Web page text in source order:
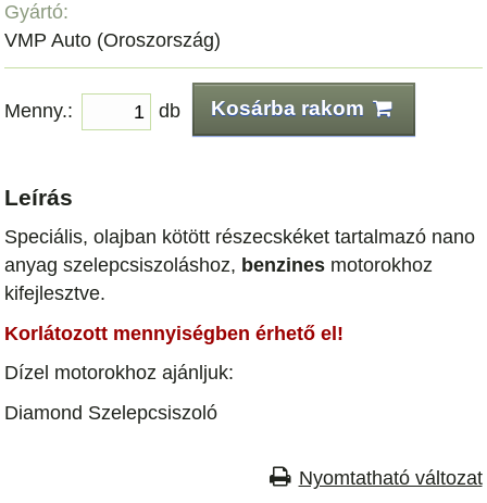
Gyártó:
VMP Auto (Oroszország)
Menny.: db Kosárba rakom
Leírás
Speciális, olajban kötött részecskéket tartalmazó nano
anyag szelepcsiszoláshoz, benzines motorokhoz
kifejlesztve.
Korlátozott mennyiségben érhető el!
Dízel motorokhoz ajánljuk:
Diamond Szelepcsiszoló
Nyomtatható változat